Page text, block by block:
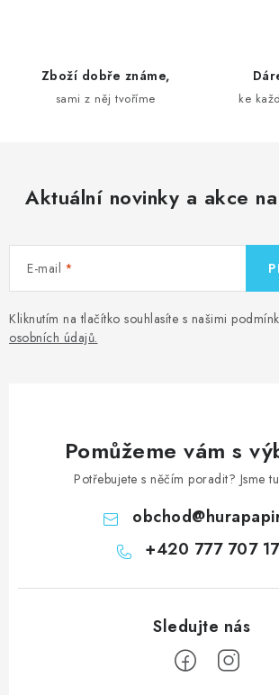
s
Zboží dobře známe,
sami z něj tvoříme ke
Aktuální novinky a akce
E-mail
Kliknutím na tlačítko souhlasíte s našimi
osobních údajů.
Pomůžeme vám s
Potřebujete s něčím poradit? Jsme
obchod@
+420 777 707